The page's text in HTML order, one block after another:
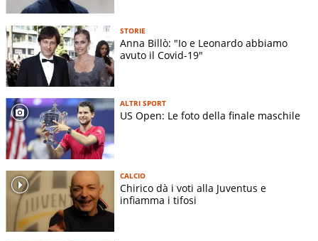
STORIE
Anna Billò: "Io e Leonardo abbiamo
avuto il Covid-19"
ALTRI SPORT
US Open: Le foto della finale maschile
CALCIO
Chirico dà i voti alla Juventus e
infiamma i tifosi